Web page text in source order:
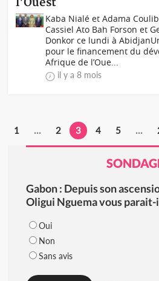
Kaba Nialé et Adama
Cassiel Ato Bah Forson et
Donkor ce lundi à
pour le financement du
Afrique de l’Oue...
il y a 8 mois
1 ... 2 3 4 5 ...
Gabon : Depuis son
Oligui Nguema vous
Oui
Non
Sans avis